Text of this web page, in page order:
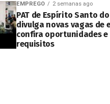
EMPREGO 2 semanas ago
PAT de Espírito Santo
divulga novas vagas de
confira oportunidades e
requisitos